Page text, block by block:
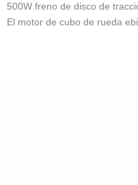
500W freno de disco de
El motor de cubo de rueda